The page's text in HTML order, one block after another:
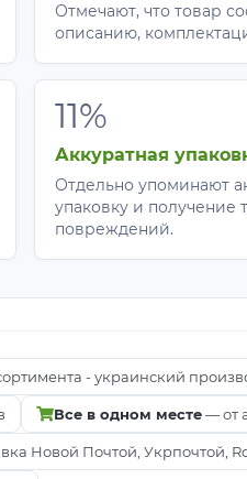
Отмечают, что товар
описанию,
11%
Аккуратная
Отдельно упоминают
упаковку и получение
повреждений.
- украинский
Все в одном месте— от
Новой Почтой, Укрпочтой,